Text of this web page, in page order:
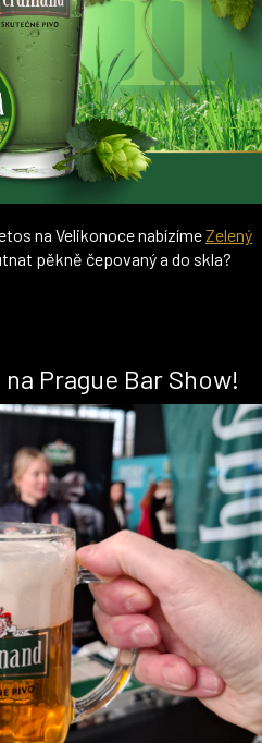
na Velikonoce nabízímeZelený
pěkně čepovaný a do skla?
Prague Bar Show!